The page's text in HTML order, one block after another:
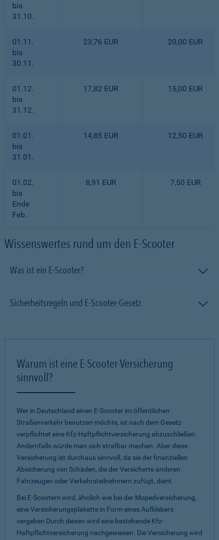
bis
31.10.
01.11.
bis
30.11.
23,76 EUR 20,00 EUR
01.12.
bis
31.12.
17,82 EUR 15,00 EUR
01.01.
bis
31.01.
14,85 EUR 12,50 EUR
01.02.
bis
Ende
Feb.
8,91 EUR 7,50 EUR
Wissenswertes rund um den E-Scooter
Was ist ein E-Scooter?
Sicherheitsregeln und E-Scooter-Gesetz
Warum ist eine E-Scooter-Versicherung
sinnvoll?
Wer in Deutschland einen E-Scooter im öffentlichen
Straßenverkehr benutzen möchte, ist nach dem Gesetz
verpflichtet eine Kfz-Haftpflichtversicherung abzuschließen.
Andernfalls würde man sich strafbar machen. Aber diese
Versicherung ist durchaus sinnvoll, da sie der finanziellen
Absicherung von Schäden, die der Versicherte anderen
Fahrzeugen oder Verkehrsteilnehmern zufügt, dient.
Bei E-Scootern wird, ähnlich wie bei der Mopedversicherung,
eine Versicherungsplakette in Form eines Aufklebers
vergeben Durch diesen wird eine bestehende Kfz-
Haftpflichtversicherung nachgewiesen. Die Versicherung wird